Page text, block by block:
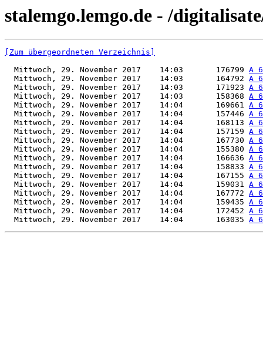
stalemgo.lemgo.de - /
[Zum übergeordneten Verzeichnis]
  Mittwoch, 29. November 2017    14:03       176799
A
  Mittwoch, 29. November 2017    14:03       164792
A
  Mittwoch, 29. November 2017    14:03       171923
A
  Mittwoch, 29. November 2017    14:03       158368
A
  Mittwoch, 29. November 2017    14:04       169661
A
  Mittwoch, 29. November 2017    14:04       157446
A
  Mittwoch, 29. November 2017    14:04       168113
A
  Mittwoch, 29. November 2017    14:04       157159
A
  Mittwoch, 29. November 2017    14:04       167730
A
  Mittwoch, 29. November 2017    14:04       155380
A
  Mittwoch, 29. November 2017    14:04       166636
A
  Mittwoch, 29. November 2017    14:04       158833
A
  Mittwoch, 29. November 2017    14:04       167155
A
  Mittwoch, 29. November 2017    14:04       159031
A
  Mittwoch, 29. November 2017    14:04       167772
A
  Mittwoch, 29. November 2017    14:04       159435
A
  Mittwoch, 29. November 2017    14:04       172452
A
  Mittwoch, 29. November 2017    14:04       163035
A